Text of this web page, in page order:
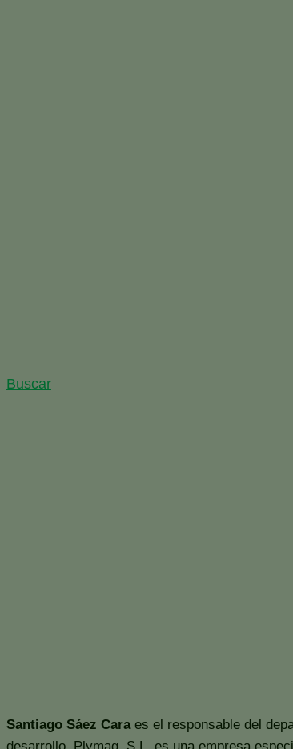
Buscar
Santiago Sáez Caraes el responsable del
desarrollo. Plymag, S.L. es una empresa